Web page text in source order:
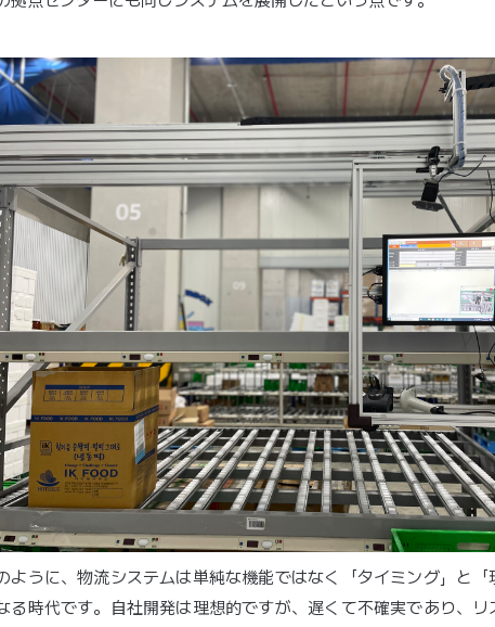
ように、物流システムは単純な機能ではなく「タイミング」と
る時代です。自社開発は理想的ですが、遅くて不確実であり、リ